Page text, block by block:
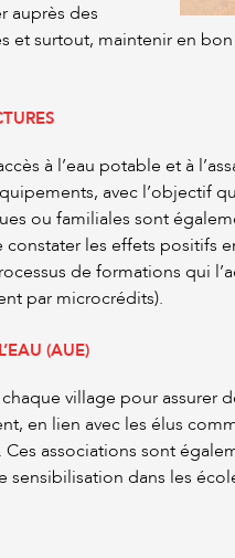
auprès des
et surtout, maintenir en
à l’eau potable et à
avec l’objectif
ou familiales sont
les effets positifs
de formations qui
par microcrédits).
(AUE)
village pour
en lien avec les élus
associations sont
dans les